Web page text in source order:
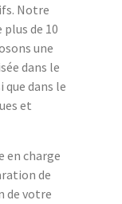
Notre
de 10
une
dans le
dans le
et
en charge
de
de votre